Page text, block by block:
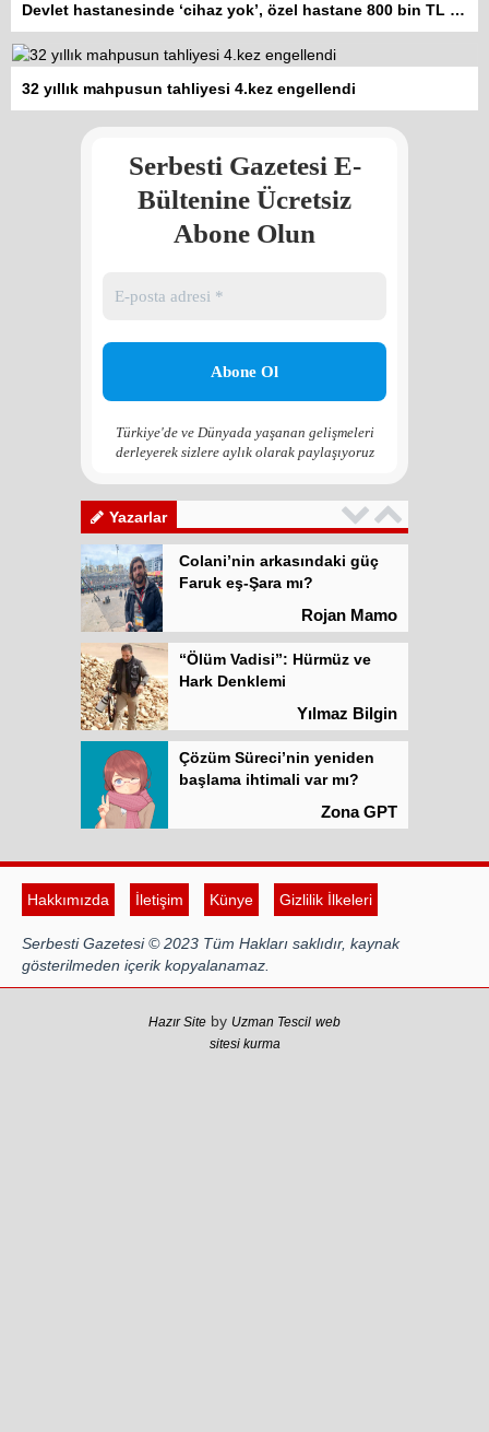
Devlet hastanesinde ‘cihaz yok’, özel hastane 800 bin TL istiyor
32 yıllık mahpusun tahliyesi 4.kez engellendi
Serbesti Gazetesi E-
Bültenine Ücretsiz
Abone Olun
Türkiye'de ve Dünyada yaşanan gelişmeleri
derleyerek sizlere aylık olarak paylaşıyoruz
Yazarlar
Kadına şiddet “Devlet” eliyle
meşrulaştırılıyor
Atilla Yüceak
Colani’nin arkasındaki güç
Faruk eş-Şara mı?
Hark Denklemi
Çözüm Süreci’nin yeniden
Kadına şiddet “Devlet” eliyle
meşrulaştırılıyor
Atilla Yüceak
Colani’nin arkasındaki güç
Faruk eş-Şara mı?
Rojan Mamo
“Ölüm Vadisi”: Hürmüz ve
Hark Denklemi
Yılmaz Bilgin
Çözüm Süreci’nin yeniden
başlama ihtimali var mı?
Zona GPT
Atilla Yüceak
Colani’nin arkasındaki güç
Faruk eş-Şara mı?
“Ölüm Vadisi”: Hürmüz ve
Hakkımızda İletişim Künye Gizlilik İlkeleri
Serbesti Gazetesi © 2023 Tüm Hakları saklıdır, kaynak
gösterilmeden içerik kopyalanamaz.
Hazır Site by Uzman Tescil web
sitesi kurma